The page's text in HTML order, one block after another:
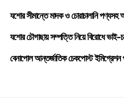
যশোর সীমান্তে মাদক ও চোরাচালানি
যশোর চৌগাছায় সম্পত্তি নিয়ে বিরোধে ভাই-
বেনাপোল আন্তর্জাতিক চেকপোস্ট ইমিগ্রেশন